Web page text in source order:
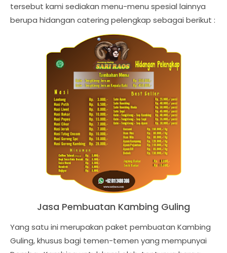
tersebut kami sediakan menu-menu spesial lainnya
berupa hidangan catering pelengkap sebagai berikut :
Jasa Pembuatan Kambing Guling
Yang satu ini merupakan paket pembuatan Kambing
Guling, khusus bagi temen-temen yang mempunyai